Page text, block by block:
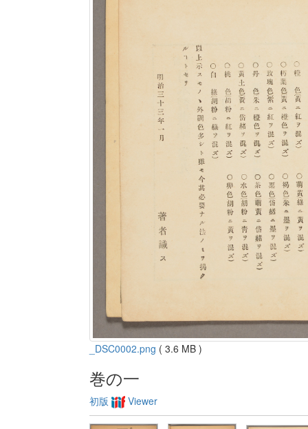
_DSC0002.png ( 3.6 MB )
巻の一
初版 Viewer